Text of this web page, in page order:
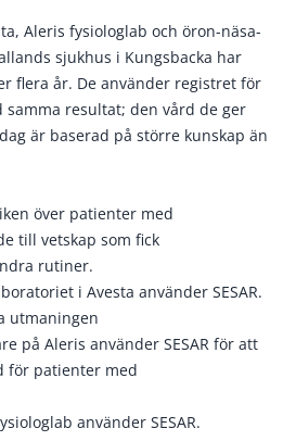
Aleris fysiologlab och öron-näsa-
sjukhus i Kungsbacka har
flera år. De använder registret för
samma resultat; den vård de ger
är baserad på större kunskap än
över patienter med
till vetskap som fick
rutiner.
i Avesta använder SESAR.
utmaningen
på Aleris använder SESAR för att
för patienter med
använder SESAR.